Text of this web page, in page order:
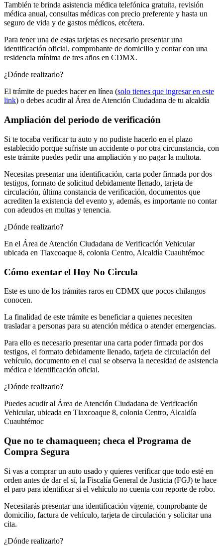
También te brinda asistencia médica telefónica gratuita, revisión
médica anual, consultas médicas con precio preferente y hasta un
seguro de vida y de gastos médicos, etcétera.
Para tener una de estas tarjetas es necesario presentar una
identificación oficial, comprobante de domicilio y contar con una
residencia mínima de tres años en CDMX.
¿Dónde realizarlo?
El trámite de puedes hacer en línea (solo tienes que ingresar en este
link) o debes acudir al Área de Atención Ciudadana de tu alcaldía
Ampliación del periodo de verificación
Si te tocaba verificar tu auto y no pudiste hacerlo en el plazo
establecido porque sufriste un accidente o por otra circunstancia, con
este trámite puedes pedir una ampliación y no pagar la multota.
Necesitas presentar una identificación, carta poder firmada por dos
testigos, formato de solicitud debidamente llenado, tarjeta de
circulación, última constancia de verificación, documentos que
acrediten la existencia del evento y, además, es importante no contar
con adeudos en multas y tenencia.
¿Dónde realizarlo?
En el Área de Atención Ciudadana de Verificación Vehicular
ubicada en Tlaxcoaque 8, colonia Centro, Alcaldía Cuauhtémoc
Cómo exentar el Hoy No Circula
Este es uno de los trámites raros en CDMX que pocos chilangos
conocen.
La finalidad de este trámite es beneficiar a quienes necesiten
trasladar a personas para su atención médica o atender emergencias.
Para ello es necesario presentar una carta poder firmada por dos
testigos, el formato debidamente llenado, tarjeta de circulación del
vehículo, documento en el cual se observa la necesidad de asistencia
médica e identificación oficial.
¿Dónde realizarlo?
Puedes acudir al Área de Atención Ciudadana de Verificación
Vehicular, ubicada en Tlaxcoaque 8, colonia Centro, Alcaldía
Cuauhtémoc
Que no te chamaqueen; checa el Programa de
Compra Segura
Si vas a comprar un auto usado y quieres verificar que todo esté en
orden antes de dar el sí, la Fiscalía General de Justicia (FGJ) te hace
el paro para identificar si el vehículo no cuenta con reporte de robo.
Necesitarás presentar una identificación vigente, comprobante de
domicilio, factura de vehículo, tarjeta de circulación y solicitar una
cita.
¿Dónde realizarlo?